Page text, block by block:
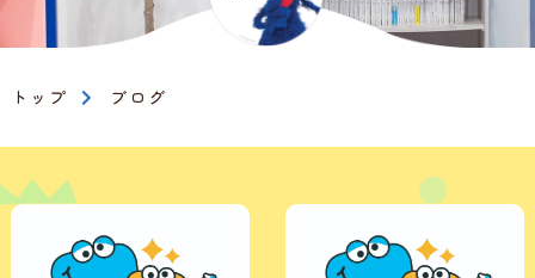
トップ ブログ